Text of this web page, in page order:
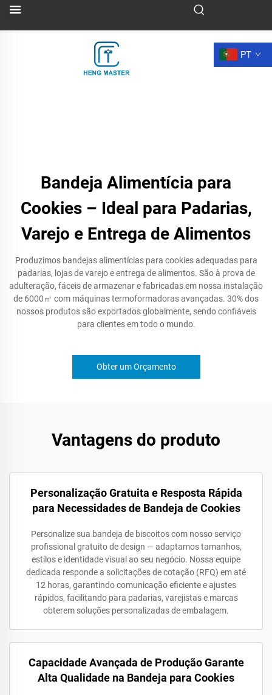
PT
Bandeja Alimentícia para
Cookies – Ideal para Padarias,
Varejo e Entrega de Alimentos
Produzimos bandejas alimentícias para cookies adequadas para
padarias, lojas de varejo e entrega de alimentos. São à prova de
adulteração, fáceis de armazenar e fabricadas em nossa instalação
de 6000㎡ com máquinas termoformadoras avançadas. 30% dos
nossos produtos são exportados globalmente, sendo confiáveis
para clientes em todo o mundo.
Obter um Orçamento
Vantagens do produto
Personalização Gratuita e Resposta Rápida
para Necessidades de Bandeja de Cookies
Personalize sua bandeja de biscoitos com nosso serviço
profissional gratuito de design — adaptamos tamanhos,
estilos e identidade visual ao seu negócio. Nossa equipe
dedicada responde a solicitações de cotação (RFQ) em até
12 horas, garantindo comunicação eficiente e ajustes
rápidos, facilitando para padarias, varejistas e marcas
obterem soluções personalizadas de embalagem.
Capacidade Avançada de Produção Garante
Alta Qualidade na Bandeja para Cookies